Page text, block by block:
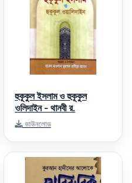
হুকূকুল ইসলাম ও হুকূকুল
ওলিদাইন - থানবী র.
ডাউনলোড